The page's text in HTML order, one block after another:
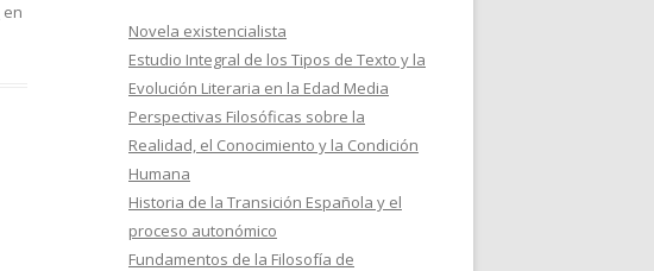
en
Novela existencialista
Estudio Integral de los Tipos de Texto y la
Evolución Literaria en la Edad Media
Perspectivas Filosóficas sobre la
Realidad, el Conocimiento y la Condición
Humana
Historia de la Transición Española y el
proceso autonómico
Fundamentos de la Filosofía de